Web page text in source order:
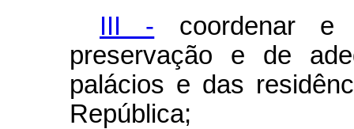
III - coordenar e
preservação e de
palácios e das
República;